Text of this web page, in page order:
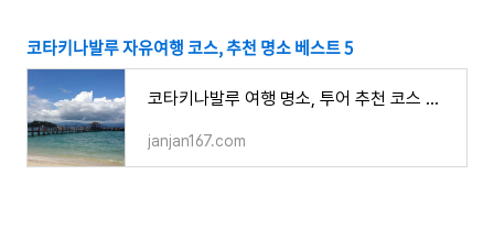
코타키나발루 자유여행 코스, 추천 명소 베스트 5
코타키나발루 여행 명소, 투어 추천 코스 가볼 만한 곳 베스트 5
janjan167.com